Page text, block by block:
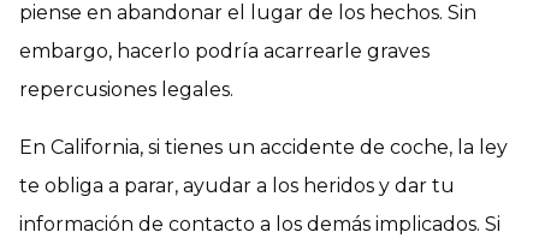
piense en abandonar el lugar de los hechos. Sin
embargo, hacerlo podría acarrearle graves
repercusiones legales.
En California, si tienes un accidente de coche, la ley
te obliga a parar, ayudar a los heridos y dar tu
información de contacto a los demás implicados. Si